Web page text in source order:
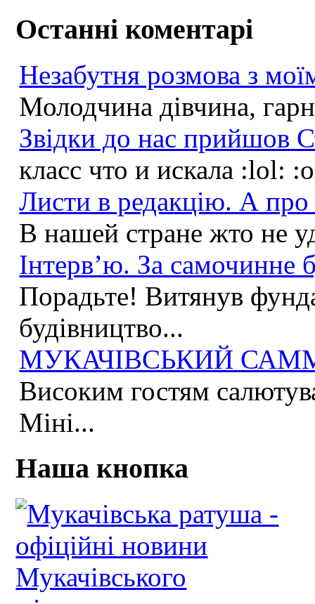
Останні коментарі
Незабутня розмова з
Молодчина дівчина,
Звідки до нас прийшов
класс что и искала :lol:
Листи в редакцію. А
В нашей стране жто не
Інтерв’ю. За самочинне
Порадьте! Витянув
будівництво...
МУКАЧІВСЬКИЙ
Високим гостям
Міні...
Наша кнопка